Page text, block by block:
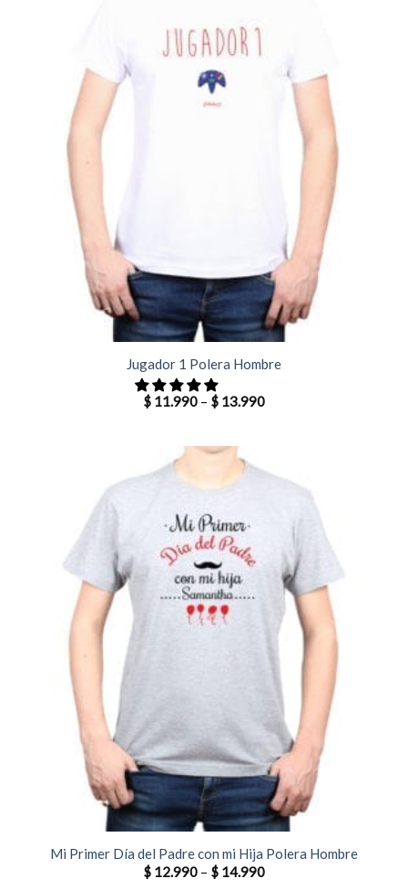
Jugador 1 Polera Hombre
$ 11.990 – $ 13.990
Mi Primer Día del Padre con mi Hija Polera Hombre
$ 12.990 – $ 14.990